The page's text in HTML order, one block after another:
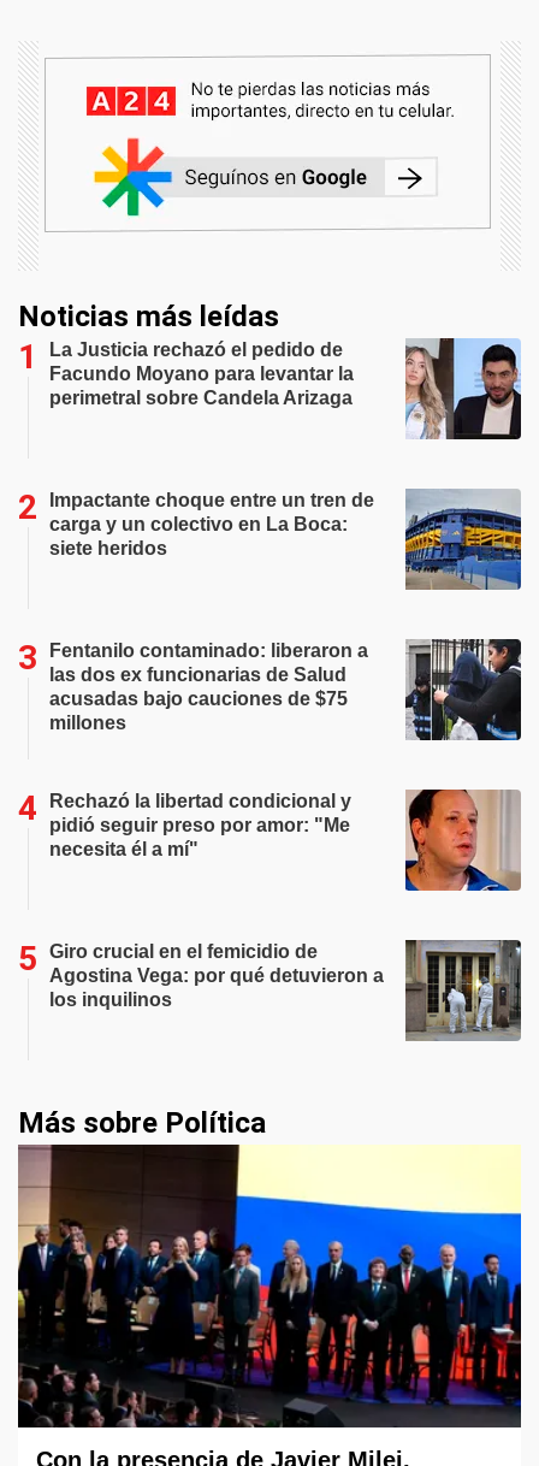
Noticias más leídas
La Justicia rechazó el pedido de
Facundo Moyano para levantar la
perimetral sobre Candela Arizaga
Impactante choque entre un tren de
carga y un colectivo en La Boca:
siete heridos
Fentanilo contaminado: liberaron a
las dos ex funcionarias de Salud
acusadas bajo cauciones de $75
millones
Rechazó la libertad condicional y
pidió seguir preso por amor: "Me
necesita él a mí"
Giro crucial en el femicidio de
Agostina Vega: por qué detuvieron a
los inquilinos
Más sobre Política
Con la presencia de Javier Milei,